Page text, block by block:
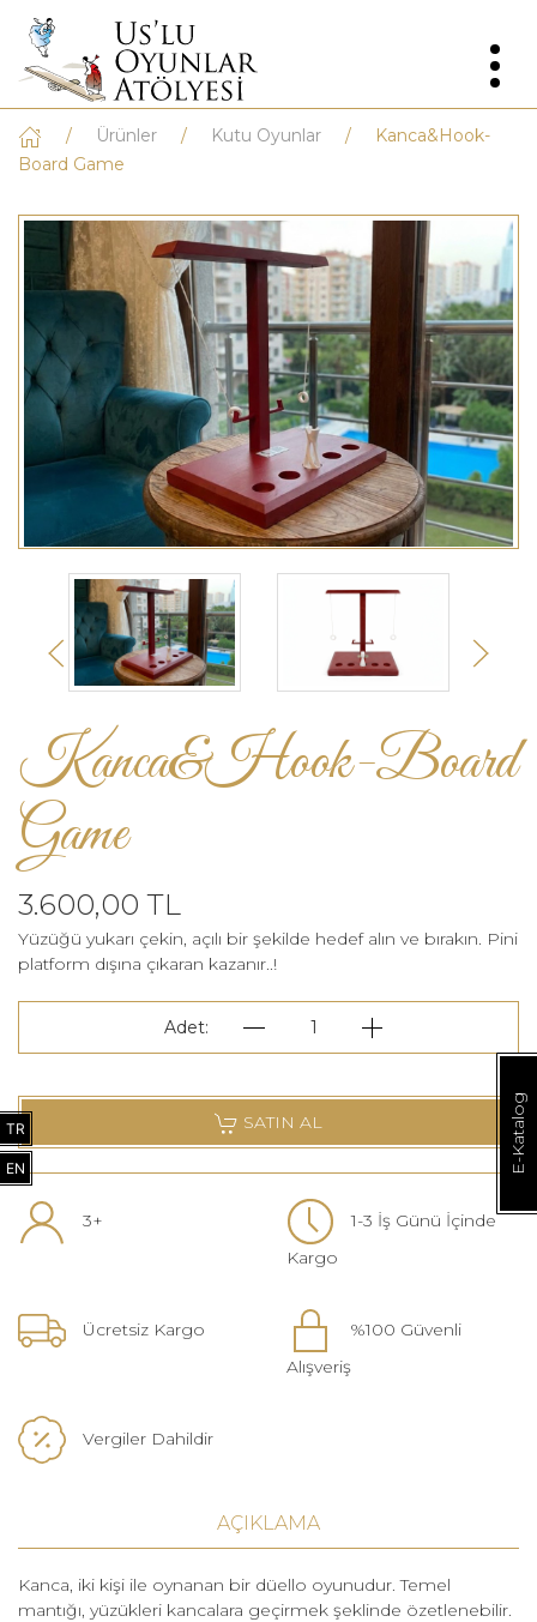
Ürünler Kutu Oyunlar
Kanca&Hook-
Board Game
Kanca&Hook-Board
Game
3.600,00 TL
Yüzüğü yukarı çekin, açılı bir şekilde hedef alın ve bırakın. Pini
platform dışına çıkaran kazanır..!
Adet: 1
SATIN AL
3+
1-3 İş Günü İçinde
Kargo
Ücretsiz Kargo
%100 Güvenli
Alışveriş
Vergiler Dahildir
AÇIKLAMA
Kanca, iki kişi ile oynanan bir düello oyunudur. Temel
mantığı, yüzükleri kancalara geçirmek şeklinde özetlenebilir.
E-Katalog
TR
EN